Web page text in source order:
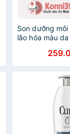
Son dưỡng
lão hóa màu